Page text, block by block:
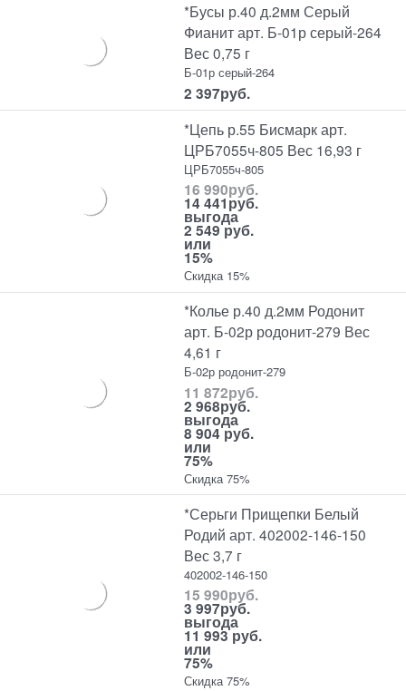
*Бусы р.40 д.2мм Серый
Фианит арт. Б-01р серый-264
Вес 0,75 г
Б-01р серый-264
2 397руб.
*Цепь р.55 Бисмарк арт.
ЦРБ7055ч-805 Вес 16,93 г
ЦРБ7055ч-805
16 990руб.
14 441руб.
выгода
2 549 руб.
или
15%
Скидка 15%
*Колье р.40 д.2мм Родонит
арт. Б-02р родонит-279 Вес
4,61 г
Б-02р родонит-279
11 872руб.
2 968руб.
выгода
8 904 руб.
или
75%
Скидка 75%
*Серьги Прищепки Белый
Родий арт. 402002-146-150
Вес 3,7 г
402002-146-150
15 990руб.
3 997руб.
выгода
11 993 руб.
или
75%
Скидка 75%